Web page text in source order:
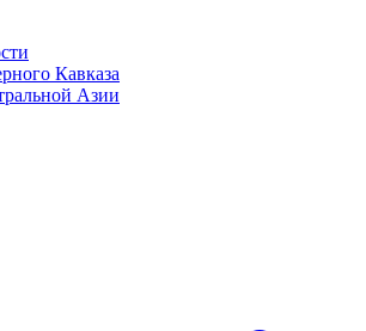
Кавказа
Азии